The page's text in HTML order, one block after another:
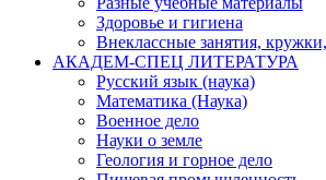
Здоровье и гигиена
Внеклассные занятия,
АКАДЕМ-СПЕЦ ЛИТЕРАТУРА
Русский язык (наука)
Математика (Наука)
Военное дело
Науки о земле
Геология и горное дело